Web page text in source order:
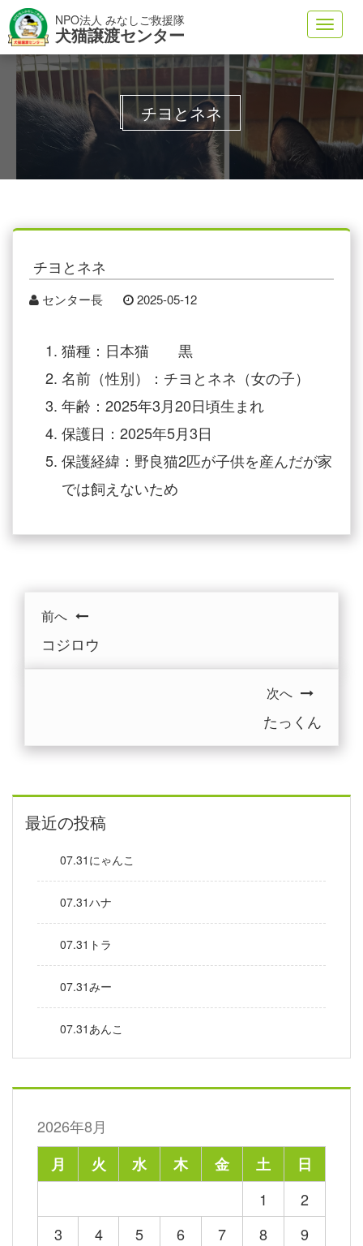
NPO法人 みなしご救援隊
犬猫譲渡センター
チヨとネネ
チヨとネネ
センター長 2025-05-12
猫種：日本猫 黒
名前（性別）：チヨとネネ（女の子）
年齢：2025年3月20日頃生まれ
保護日：2025年5月3日
保護経緯：野良猫2匹が子供を産んだが家
では飼えないため
前へ
コジロウ
次へ
たっくん
最近の投稿
07.31にゃんこ
07.31ハナ
07.31トラ
07.31みー
07.31あんこ
2026年8月
月
火 水 木 金 土 日
1
2
3
4 5 6 7 8
9